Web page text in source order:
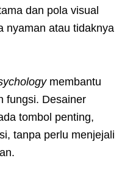
dan pola visual
nyaman atau tidaknya
membantu
fungsi. Desainer
tombol penting,
tanpa perlu menjejali